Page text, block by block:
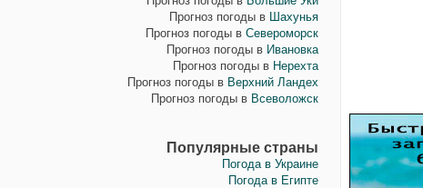
Прогноз погоды в Шахунья
Прогноз погоды в Североморск
Прогноз погоды в Ивановка
Прогноз погоды в Нерехта
Прогноз погоды в Верхний Ландех
Прогноз погоды в Всеволожск
Популярные страны
Погода в Украине
Погода в Египте